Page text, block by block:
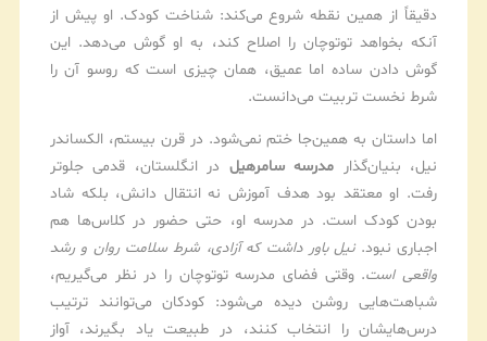
دقیقاً از همین نقطه شروع می‌کند: شناخت کودک. او پیش از
آنکه بخواهد توتوچان را اصلاح کند، به او گوش می‌دهد. این
گوش دادن ساده اما عمیق، همان چیزی است که روسو آن را
شرط نخست تربیت می‌دانست.
اما داستان به همین‌جا ختم نمی‌شود. در قرن بیستم، الکساندر
نیل، بنیان‌گذار مدرسه سامرهیل در انگلستان، قدمی جلوتر
رفت. او معتقد بود هدف آموزش نه انتقال دانش، بلکه شاد
بودن کودک است. در مدرسه او، حتی حضور در کلاس‌ها هم
اجباری نبود.نیل باور داشت که آزادی، شرط سلامت روان و رشد
واقعی است. وقتی فضای مدرسه توتوچان را در نظر می‌گیریم،
شباهت‌هایی روشن دیده می‌شود: کودکان می‌توانند ترتیب
درس‌هایشان را انتخاب کنند، در طبیعت یاد بگیرند، آواز